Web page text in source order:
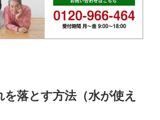
落とす方法（水が使え